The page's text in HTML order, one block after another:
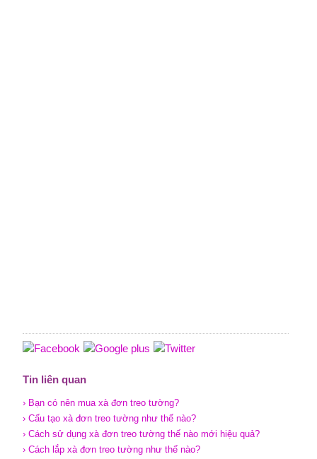
Tin liên quan
› Bạn có nên mua xà đơn treo tường?
› Cấu tạo xà đơn treo tường như thế nào?
› Cách sử dụng xà đơn treo tường thế nào mới hiệu quả?
› Cách lắp xà đơn treo tường như thế nào?